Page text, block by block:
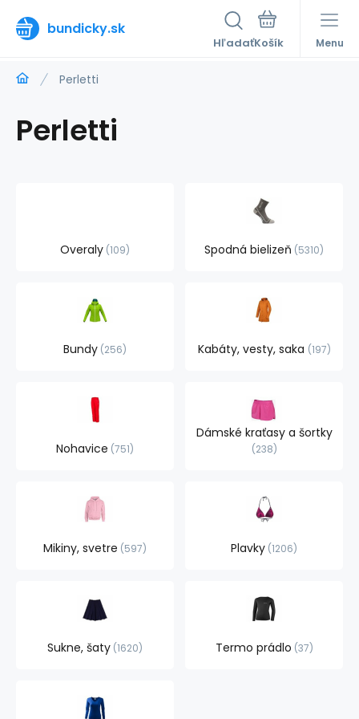
bundicky.sk
Hľadať Menu
Perletti
Perletti
Overaly 109 Spodná bielizeň 5310
Bundy 256 Kabáty, vesty, saka 197
Nohavice 751
Dámské kraťasy a šortky
238
Mikiny, svetre 597 Plavky 1206
Sukne, šaty 1620 Termo prádlo 37